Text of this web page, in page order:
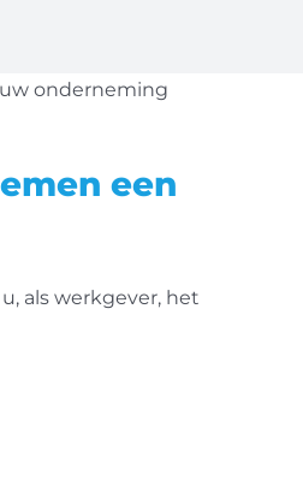
onderneming
een
als werkgever, het